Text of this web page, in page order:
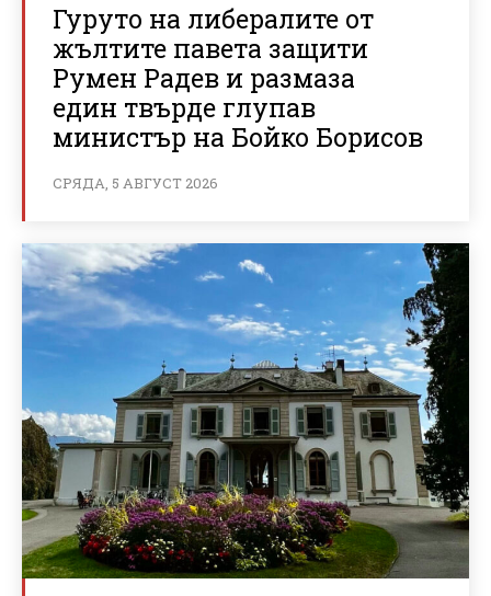
Гуруто на либералите от
жълтите павета защити
Румен Радев и размаза
един твърде глупав
министър на Бойко Борисов
СРЯДА, 5 АВГУСТ 2026